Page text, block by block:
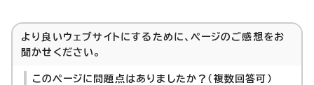
より良いウェブサイトにするために、ページのご感想をお
聞かせください。
このページに問題点はありましたか？（複数回答可）